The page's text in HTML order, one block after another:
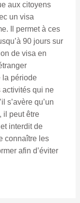
aux citoyens
un visa
Il permet à ces
90 jours sur
de visa en
la période
activités qui ne
s’avère qu’un
il peut être
interdit de
connaître les
afin d’éviter